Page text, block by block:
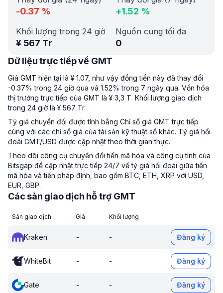
-0.37 % +1.52 %
Khối lượng trong 24 giờ
¥ 567 Tr
Nguồn cung tối đa
0
Dữ liệu trực tiếp về GMT
Giá GMT hiện tại là ¥ 1.07, như vậy đồng tiền này đã thay đổi
-0.37% trong 24 giờ qua và 1.52% trong 7 ngày qua. Vốn hóa
thị trường trực tiếp của GMT là ¥ 3,3 T. Khối lượng giao dịch
trong 24 giờ là ¥ 567 Tr.
Tỷ giá chuyển đổi được tính bằng Chỉ số giá GMT trực tiếp
cùng với các chỉ số giá của tài sản kỹ thuật số khác. Tỷ giá hối
đoái GMT/USD được cập nhật theo thời gian thực.
Theo dõi công cụ chuyển đổi tiền mã hóa và công cụ tính của
Bitsgap để cập nhật trực tiếp 24/7 về tỷ giá hối đoái giữa tiền
mã hóa và tiền pháp định, bao gồm BTC, ETH, XRP với USD,
EUR, GBP.
Các sàn giao dịch hỗ trợ GMT
Sàn giao dịch Giá Khối lượng
Kraken - - Đăng ký
WhiteBit - - Đăng ký
Gate - - Đăng ký